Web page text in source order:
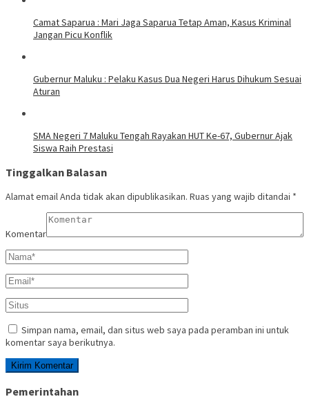
Camat Saparua : Mari Jaga Saparua Tetap Aman, Kasus Kriminal
Jangan Picu Konflik
Gubernur Maluku : Pelaku Kasus Dua Negeri Harus Dihukum Sesuai
Aturan
SMA Negeri 7 Maluku Tengah Rayakan HUT Ke-67, Gubernur Ajak
Siswa Raih Prestasi
Tinggalkan Balasan
Alamat email Anda tidak akan dipublikasikan. Ruas yang wajib ditandai *
Komentar
Simpan nama, email, dan situs web saya pada peramban ini untuk
komentar saya berikutnya.
Pemerintahan